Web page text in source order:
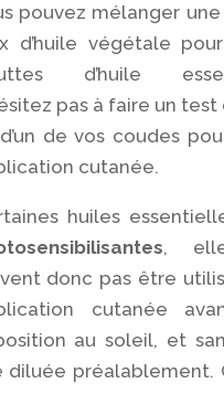
pouvez mélanger une
d’huile végétale
d’huile
pas à faire un test
de vos coudes
cutanée.
huiles
,
donc pas être
cutanée
au soleil, et
diluée préalablement.